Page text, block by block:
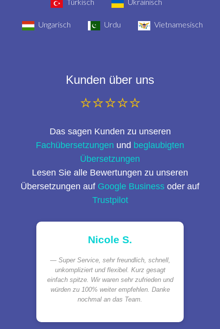
Türkisch Ukrainisch
Ungarisch Urdu Vietnamesisch
Kunden über uns
⭐⭐⭐⭐⭐
Das sagen Kunden zu unseren
Fachübersetzungen und beglaubigten
Übersetzungen
Lesen Sie alle Bewertungen zu unseren
Übersetzungen auf Google Business oder auf
Trustpilot
Nicole S.
Super Service, sehr freundlich, schnell,
unkompliziert und flexibel. Kurz gesagt
einfach spitze. Wir waren sehr zufrieden und
würden zu 100% weiter empfehlen. Danke
nochmal an das Team.